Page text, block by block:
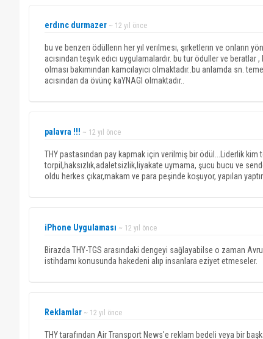
erdınc durmazer ~ 12 yıl önce
bu ve benzerı ödüllerın her yıl verılmesı, şırketlerın ve onların
acısından teşvık edıcı uygulamalardır. bu tur öduller ve beratlar ,
olması bakımından kamcılayıcı olmaktadır..bu anlamda sn.
acısından da övünç kaYNAGI olmaktadır..
palavra !!! ~ 12 yıl önce
THY pastasından pay kapmak için verilmiş bir ödül...Liderlik
torpil,haksızlık,adaletsizlik,liyakate uymama, şucu bucu ve
oldu herkes çıkar,makam ve para peşinde koşuyor, yapılan
iPhone Uygulaması ~ 12 yıl önce
Birazda THY-TGS arasındaki dengeyi sağlayabilse o zaman
istihdamı konusunda hakedeni alıp insanlara eziyet etmeseler.
Reklamlar ~ 12 yıl önce
THY tarafından Air Transport News'e reklam bedeli veya bir